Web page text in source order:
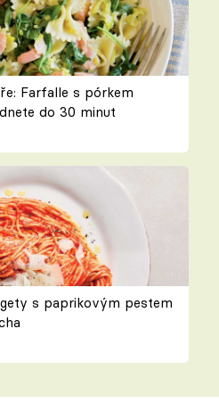
Farfalle s pórkem
do 30 minut
s paprikovým pestem